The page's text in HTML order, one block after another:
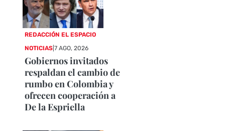
REDACCIÓN EL ESPACIO
NOTICIAS |7 AGO, 2026
Gobiernos invitados
respaldan el cambio de
rumbo en Colombia y
ofrecen cooperación a
De la Espriella